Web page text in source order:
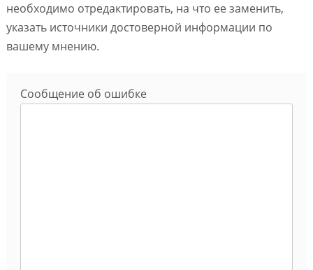
необходимо отредактировать, на что ее заменить,
указать источники достоверной информации по
вашему мнению.
Сообщение об ошибке